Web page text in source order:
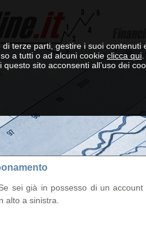
terze parti, gestire i suoi contenuti
a tutti o ad alcuni cookie clicca qui
sito acconsenti all’uso dei
sei già in possesso di un
alto a sinistra.